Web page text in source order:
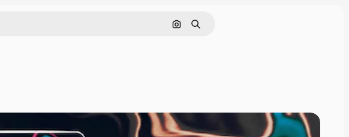
Pesquisar por imagem
Buscar